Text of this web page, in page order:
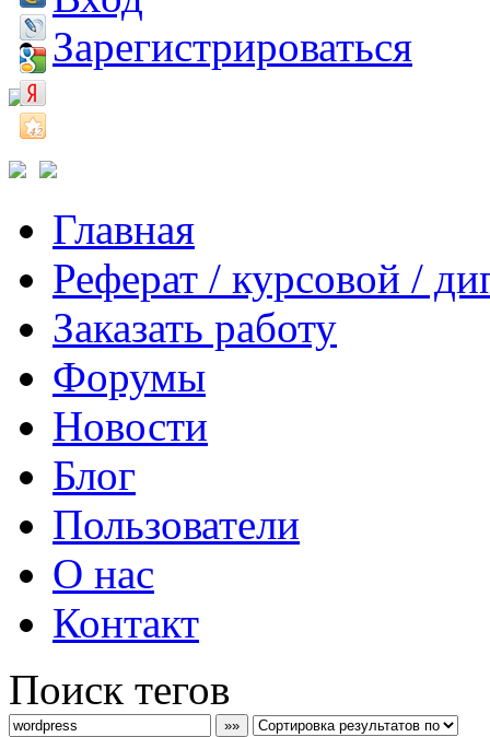
Зарегистрироваться
Главная
Реферат / курсовой /
Заказать работу
Форумы
Новости
Блог
Пользователи
О нас
Контакт
Поиск тегов